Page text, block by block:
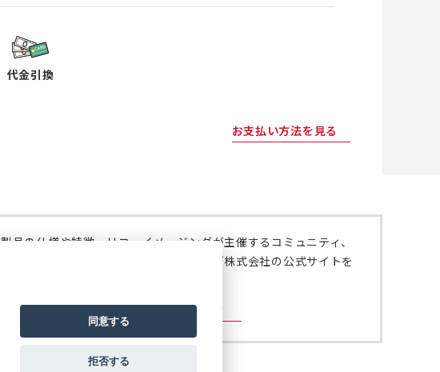
代金引換
お支払い方法を見る
製品の仕様や特徴、リコーイメージングが主催するコミュニティ、
修理などについては、リコーイメージング株式会社の公式サイトを
リコーイメージング株式会社の公式サイト
同意する
拒否する